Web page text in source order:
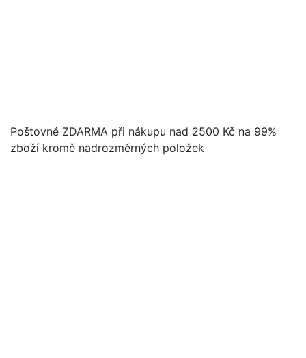
Poštovné ZDARMA při nákupu nad 2500 Kč na 99%
zboží kromě nadrozměrných položek